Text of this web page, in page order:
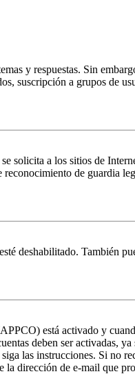
y respuestas. Sin
suscripción a grupos de
solicita a los sitios de
de guardia
deshabilitado. También
está activado y
deben ser activadas,
las instrucciones. Si no
dirección de e-mail que